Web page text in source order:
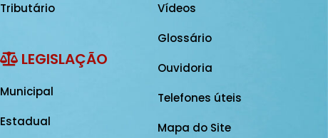
Tributário
LEGISLAÇÃO
Municipal
Estadual
Vídeos
Glossário
Ouvidoria
Telefones úteis
Mapa do Site